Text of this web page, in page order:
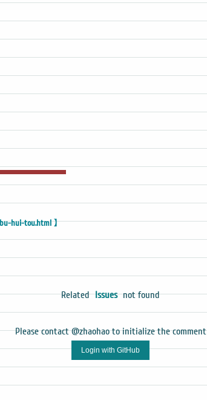
hui-tou.html 】
Related Issues not found
Please contact @zhaohao to initialize the comment
Login with GitHub